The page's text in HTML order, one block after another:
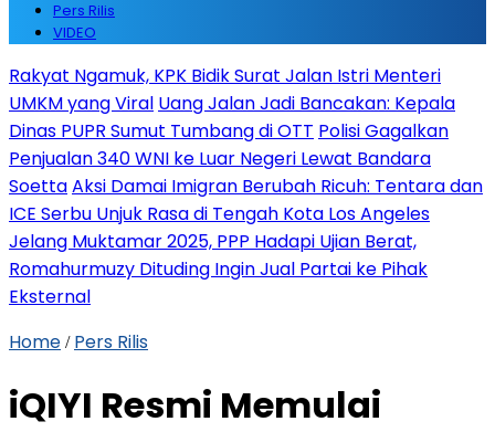
Pers Rilis
VIDEO
Rakyat Ngamuk, KPK Bidik Surat Jalan Istri Menteri
UMKM yang Viral Uang Jalan Jadi Bancakan: Kepala
Dinas PUPR Sumut Tumbang di OTT Polisi Gagalkan
Penjualan 340 WNI ke Luar Negeri Lewat Bandara
SoettaAksi Damai Imigran Berubah Ricuh: Tentara dan
ICE Serbu Unjuk Rasa di Tengah Kota Los Angeles
Jelang Muktamar 2025, PPP Hadapi Ujian Berat,
Romahurmuzy Dituding Ingin Jual Partai ke Pihak
Eksternal
Home / Pers Rilis
iQIYI Resmi Memulai